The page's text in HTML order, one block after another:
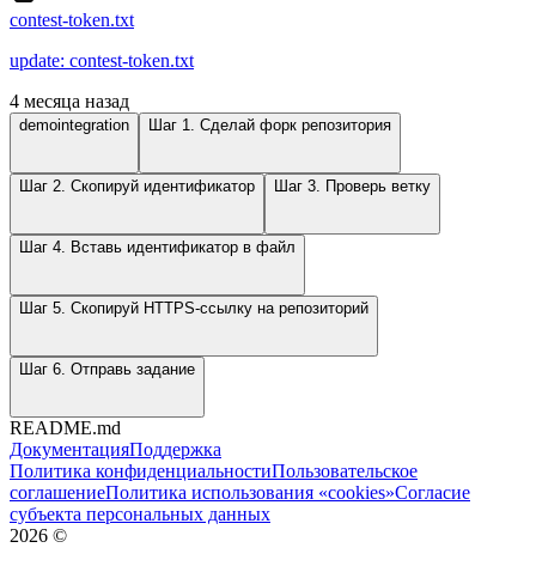
contest-token.txt
update: contest-token.txt
4 месяца назад
demointegration Шаг 1. Сделай форк репозитория
Шаг 2. Скопируй идентификатор Шаг 3. Проверь ветку
Шаг 4. Вставь идентификатор в файл
Шаг 5. Скопируй HTTPS-ссылку на репозиторий
Шаг 6. Отправь задание
README.md
ДокументацияПоддержка
Политика конфиденциальностиПользовательское
соглашениеПолитика использования «cookies»Согласие
субъекта персональных данных
2026 ©